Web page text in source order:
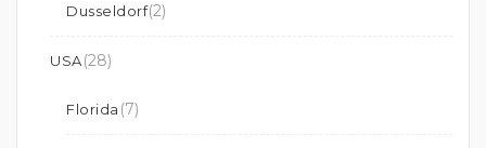
Dusseldorf(2)
USA(28)
Florida (7)